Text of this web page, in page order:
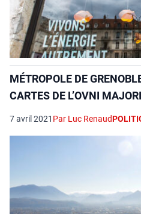
MÉTROPOLE DE
CARTES DE L’OVNI
7 avril 2021 Par Luc Renaud